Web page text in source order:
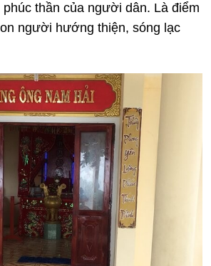
thần của người dân. Là điểm
người hướng thiện, sóng lạc